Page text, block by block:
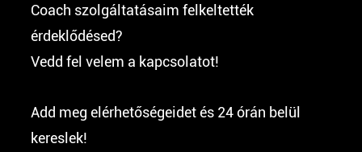
Coach szolgáltatásaim felkeltették
érdeklődésed?
Vedd fel velem a kapcsolatot!
Add meg elérhetőségeidet és 24 órán belül
kereslek!